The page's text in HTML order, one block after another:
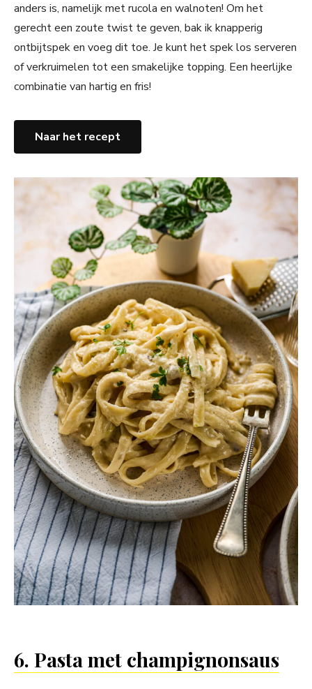
anders is, namelijk met rucola en walnoten! Om het
gerecht een zoute twist te geven, bak ik knapperig
ontbijtspek en voeg dit toe. Je kunt het spek los serveren
of verkruimelen tot een smakelijke topping. Een heerlijke
combinatie van hartig en fris!
Naar het recept
6. Pasta met champignonsaus